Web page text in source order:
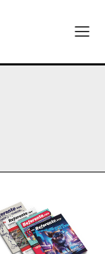
para el regreso